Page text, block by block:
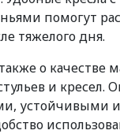
помогут
тяжелого дня.
о качестве
и кресел.
устойчивыми